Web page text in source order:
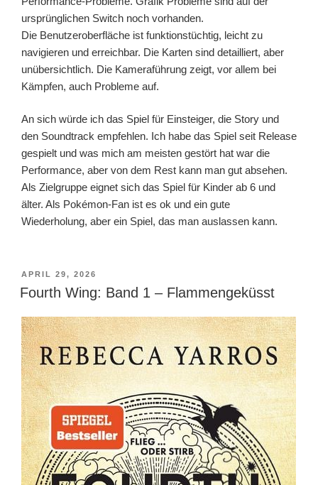
ursprünglichen Switch noch vorhanden.
Die Benutzeroberfläche ist funktionstüchtig, leicht zu
navigieren und erreichbar. Die Karten sind detailliert, aber
unübersichtlich. Die Kameraführung zeigt, vor allem bei
Kämpfen, auch Probleme auf.
An sich würde ich das Spiel für Einsteiger, die Story und
den Soundtrack empfehlen. Ich habe das Spiel seit Release
gespielt und was mich am meisten gestört hat war die
Performance, aber von dem Rest kann man gut absehen.
Als Zielgruppe eignet sich das Spiel für Kinder ab 6 und
älter. Als Pokémon-Fan ist es ok und ein gute
Wiederholung, aber ein Spiel, das man auslassen kann.
VERÖFFENTLICHT
AM
APRIL 29, 2026
Fourth Wing: Band 1 – Flammengeküsst